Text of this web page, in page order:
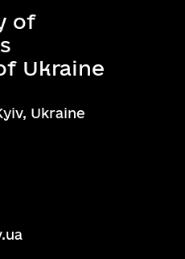
of
Ukraine
Ukraine